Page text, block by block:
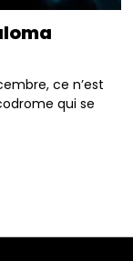
ce n’est
qui se